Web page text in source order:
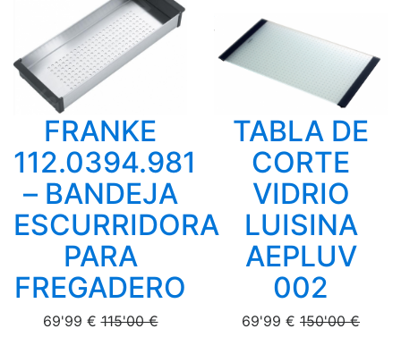
FRANKE
112.0394.981
– BANDEJA
ESCURRIDORA
PARA
FREGADERO
69'99 €115'00 €
TABLA DE
CORTE
VIDRIO
LUISINA
AEPLUV
002
69'99 € 150'00 €